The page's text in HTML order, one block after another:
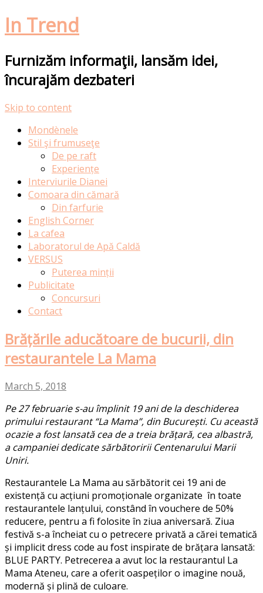
In Trend
Furnizăm informaţii, lansăm idei,
încurajăm dezbateri
Skip to content
Mondènele
Stil şi frumuseţe
De pe raft
Experiențe
Interviurile Dianei
Comoara din cămară
Din farfurie
English Corner
La cafea
Laboratorul de Apă Caldă
VERSUS
Puterea minții
Publicitate
Concursuri
Contact
Brățările aducătoare de bucurii, din
restaurantele La Mama
March 5, 2018
Pe 27 februarie s-au împlinit 19 ani de la deschiderea
primului restaurant “La Mama”, din București. Cu această
ocazie a fost lansată cea de a treia brățară, cea albastră,
a campaniei dedicate sărbătoririi Centenarului Marii
Uniri.
Restaurantele La Mama au sărbătorit cei 19 ani de
existență cu acțiuni promoționale organizate în toate
restaurantele lanțului, constând în vouchere de 50%
reducere, pentru a fi folosite în ziua aniversară. Ziua
festivă s-a încheiat cu o petrecere privată a cărei tematică
și implicit dress code au fost inspirate de brățara lansată:
BLUE PARTY. Petrecerea a avut loc la restaurantul La
Mama Ateneu, care a oferit oaspeților o imagine nouă,
modernă și plină de culoare.